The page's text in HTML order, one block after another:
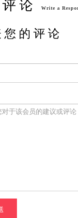
论 Write a
您 的 评 论